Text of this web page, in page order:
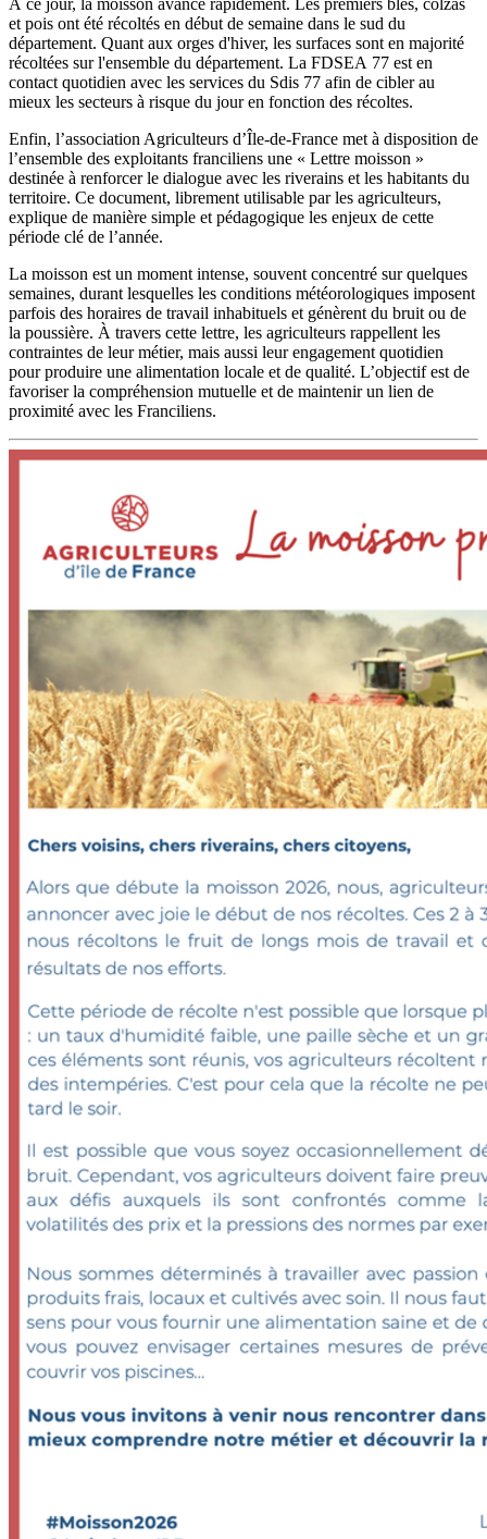
À ce jour, la moisson avance rapidement. Les premiers blés, colzas
et pois ont été récoltés en début de semaine dans le sud du
département. Quant aux orges d'hiver, les surfaces sont en majorité
récoltées sur l'ensemble du département. La FDSEA 77 est en
contact quotidien avec les services du Sdis 77 afin de cibler au
mieux les secteurs à risque du jour en fonction des récoltes.
Enfin, l’association Agriculteurs d’Île-de-France met à disposition de
l’ensemble des exploitants franciliens une « Lettre moisson »
destinée à renforcer le dialogue avec les riverains et les habitants du
territoire. Ce document, librement utilisable par les agriculteurs,
explique de manière simple et pédagogique les enjeux de cette
période clé de l’année.
La moisson est un moment intense, souvent concentré sur quelques
semaines, durant lesquelles les conditions météorologiques imposent
parfois des horaires de travail inhabituels et génèrent du bruit ou de
la poussière. À travers cette lettre, les agriculteurs rappellent les
contraintes de leur métier, mais aussi leur engagement quotidien
pour produire une alimentation locale et de qualité. L’objectif est de
favoriser la compréhension mutuelle et de maintenir un lien de
proximité avec les Franciliens.